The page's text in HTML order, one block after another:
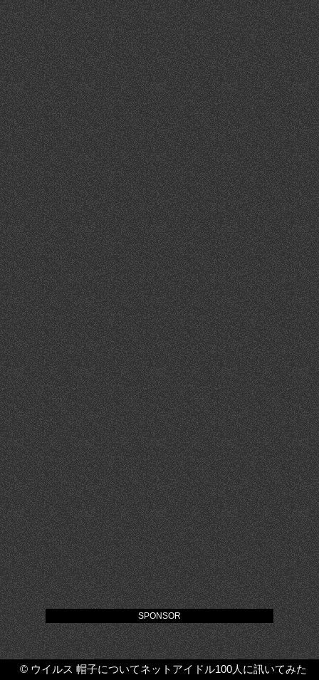
© ウイルス 帽子についてネットアイドル100人に訊いてみた
SPONSOR